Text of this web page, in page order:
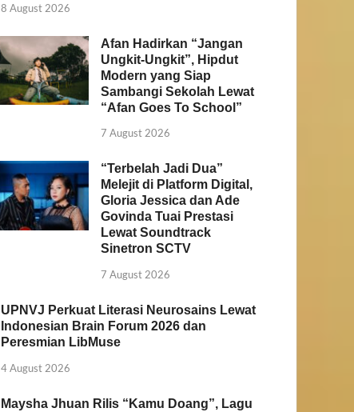
8 August 2026
Afan Hadirkan “Jangan
Ungkit-Ungkit”, Hipdut
Modern yang Siap
Sambangi Sekolah Lewat
“Afan Goes To School”
7 August 2026
“Terbelah Jadi Dua”
Melejit di Platform Digital,
Gloria Jessica dan Ade
Govinda Tuai Prestasi
Lewat Soundtrack
Sinetron SCTV
7 August 2026
UPNVJ Perkuat Literasi Neurosains Lewat
Indonesian Brain Forum 2026 dan
Peresmian LibMuse
4 August 2026
Maysha Jhuan Rilis “Kamu Doang”, Lagu